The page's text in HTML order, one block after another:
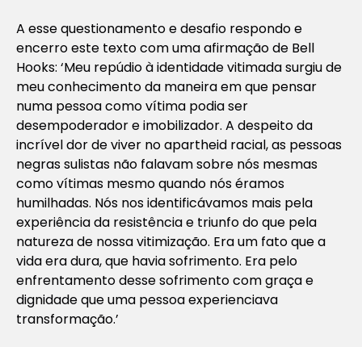
A esse questionamento e desafio respondo e
encerro este texto com uma afirmação de Bell
Hooks: ‘Meu repúdio à identidade vitimada surgiu de
meu conhecimento da maneira em que pensar
numa pessoa como vítima podia ser
desempoderador e imobilizador. A despeito da
incrível dor de viver no apartheid racial, as pessoas
negras sulistas não falavam sobre nós mesmas
como vítimas mesmo quando nós éramos
humilhadas. Nós nos identificávamos mais pela
experiência da resistência e triunfo do que pela
natureza de nossa vitimização. Era um fato que a
vida era dura, que havia sofrimento. Era pelo
enfrentamento desse sofrimento com graça e
dignidade que uma pessoa experienciava
transformação.’